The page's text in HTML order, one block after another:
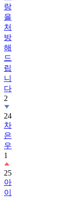
랑
을
처
방
해
드
립
니
다
2
24
차
은
우
1
25
아
이